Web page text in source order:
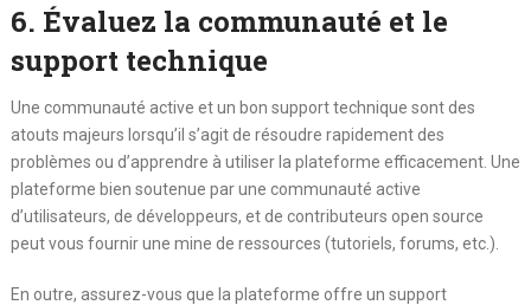
6. Évaluez la communauté et le
support technique
Une communauté active et un bon support technique sont des
atouts majeurs lorsqu’il s’agit de résoudre rapidement des
problèmes ou d’apprendre à utiliser la plateforme efficacement. Une
plateforme bien soutenue par une communauté active
d’utilisateurs, de développeurs, et de contributeurs open source
peut vous fournir une mine de ressources (tutoriels, forums, etc.).
En outre, assurez-vous que la plateforme offre un support